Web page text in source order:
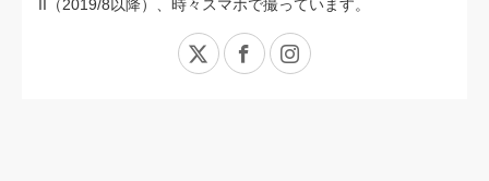
II（2019/8以降）、時々スマホで撮っています。
X FacebookInstagram